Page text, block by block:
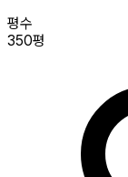
평수
350평